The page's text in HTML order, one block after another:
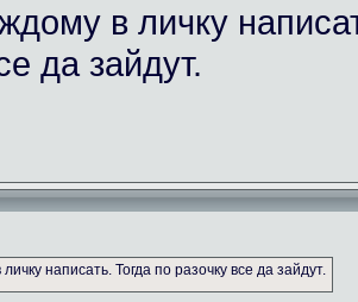
в личку
да зайдут.
написать. Тогда по разочку все да зайдут.